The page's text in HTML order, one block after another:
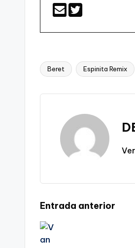
Etiquetas:
Beret Espinita Remix
Navegación
de
Entrada anterior